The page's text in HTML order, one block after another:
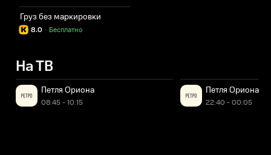
Груз без маркировки
8.0 Бесплатно
·
На ТВ
Петля Ориона
08:45 - 10:15
Петля Ориона
22:40 - 00:05